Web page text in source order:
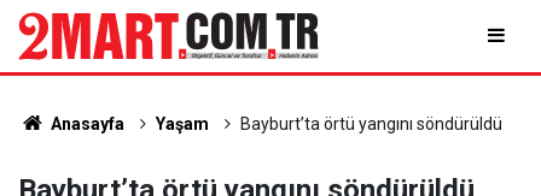
Anasayfa Yaşam Bayburt’ta örtü yangını söndürüldü